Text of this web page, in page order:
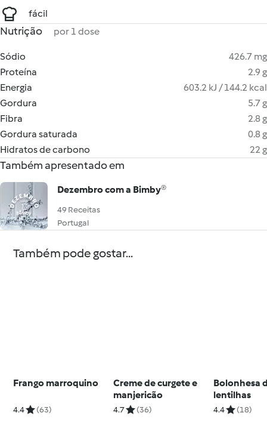
fácil
Nutrição por 1 dose
Sódio
426.7 mg
Proteína
2.9 g
Energia
603.2 kJ / 144.2 kcal
Gordura
5.7 g
Fibra
2.8 g
Gordura saturada
0.8 g
Hidratos de carbono
22 g
Também apresentado em
Dezembro com a Bimby®
49 Receitas
Portugal
Também pode gostar...
Frango marroquino
4.4 (63)
Creme de curgete e
manjericão
4.7 (36)
Bolonhesa
lentilhas
4.4 (18)